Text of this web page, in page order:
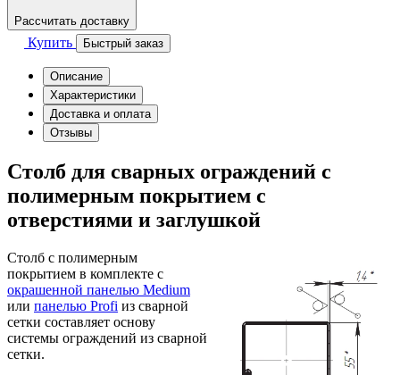
Рассчитать доставку
Купить Быстрый заказ
Описание
Характеристики
Доставка и оплата
Отзывы
Столб для сварных ограждений с
полимерным покрытием с
отверстиями и заглушкой
Столб с полимерным
покрытием в комплекте с
окрашенной панелью Medium
или панелью Profi из сварной
сетки составляет основу
системы ограждений из сварной
сетки.